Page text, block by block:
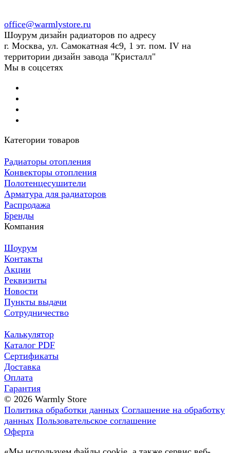
office@warmlystore.ru
Шоурум дизайн радиаторов по адресу
г. Москва, ул. Самокатная 4с9, 1 эт. пом. IV на
территории дизайн завода "Кристалл"
Мы в соцсетях
Категории товаров
Радиаторы отопления
Конвекторы отопления
Полотенцесушители
Арматура для радиаторов
Распродажа
Бренды
Компания
Шоурум
Контакты
Акции
Реквизиты
Новости
Пункты выдачи
Сотрудничество
Калькулятор
Каталог PDF
Сертификаты
Доставка
Оплата
Гарантия
© 2026 Warmly Store
Политика обработки данных Соглашение на обработку
данных Пользовательское соглашение
Оферта